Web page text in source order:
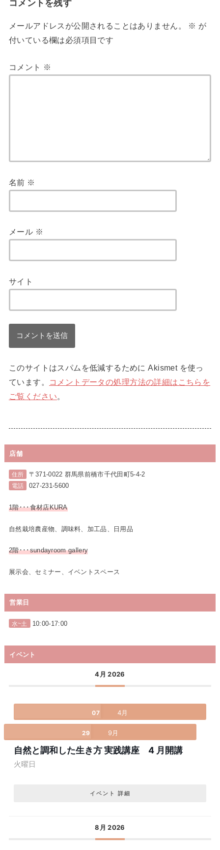
コメントを残す
メールアドレスが公開されることはありません。 ※ が
付いている欄は必須項目です
コメント ※
名前 ※
メール ※
サイト
このサイトはスパムを低減するために Akismet を使っ
ています。
コメントデータの処理方法の詳細はこちらを
ご覧ください。
店舗
住所 〒371-0022 群馬県前橋市千代田町5-4-2
電話 027-231-5600
1階･･･食材店KURA
自然栽培農産物、調味料、加工品、日用品
2階･･･sundayroom gallery
展示会、セミナー、イベントスペース
営業日
水~土 10:00-17:00
イベント
4月 2026
07 4月
29 9月
自然と調和した生き方 実践講座 4 月開講
火曜日
イベント 詳細
8月 2026